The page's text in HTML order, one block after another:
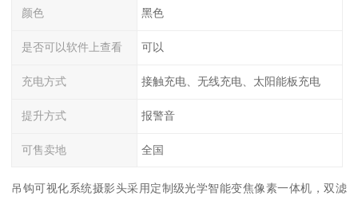
颜色 黑色
是否可以软件上查看 可以
充电方式 接触充电、无线充电、太阳能板充电
提升方式 报警音
可售卖地 全国
吊钩可视化系统摄影头采用定制级光学智能变焦像素一体机，双滤